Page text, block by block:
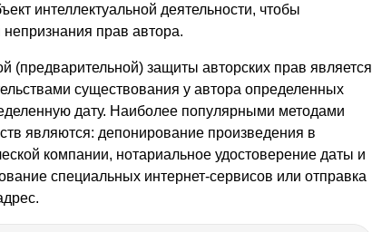
интеллектуальной деятельности, чтобы
непризнания прав автора.
защиты авторских прав является
существования у автора определенных
дату. Наиболее популярными методами
являются: депонирование произведения в
компании, нотариальное удостоверение даты и
специальных интернет-сервисов или отправка